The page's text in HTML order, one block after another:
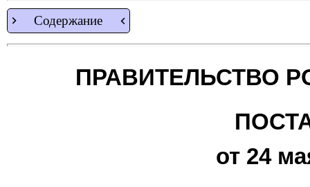
Содержание
ПРАВИТЕЛЬСТВО
от 24